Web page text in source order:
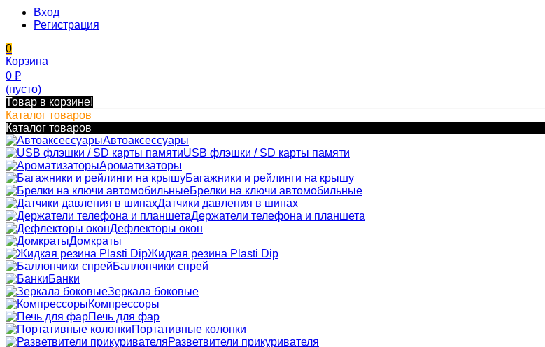
Вход
Регистрация
0
Корзина
0 ₽
(пусто)
Товар в корзине!
Каталог товаров
Каталог товаров
Автоаксессуары
USB флэшки / SD карты памяти
Ароматизаторы
Багажники и рейлинги на крышу
Брелки на ключи автомобильные
Датчики давления в шинах
Держатели телефона и планшета
Дефлекторы окон
Домкраты
Жидкая резина Plasti Dip
Баллончики спрей
Банки
Зеркала боковые
Компрессоры
Печь для фар
Портативные колонки
Разветвители прикуривателя